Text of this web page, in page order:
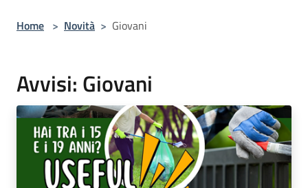
Home > Novità > Giovani
Avvisi: Giovani